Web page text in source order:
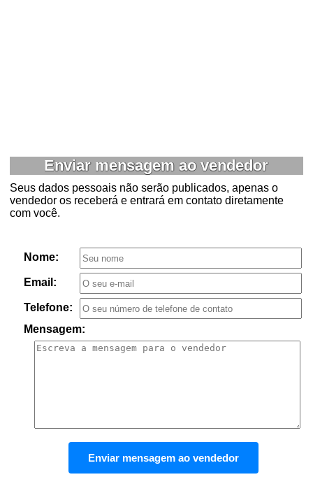
Enviar mensagem ao vendedor
Seus dados pessoais não serão publicados, apenas o
vendedor os receberá e entrará em contato diretamente
com você.
Nome:
Email:
Telefone:
Mensagem: